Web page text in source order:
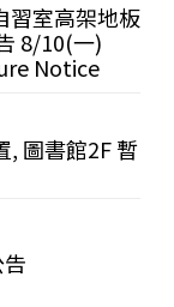
習室高架地板
8/10(一)
Notice
, 圖書館2F 暫